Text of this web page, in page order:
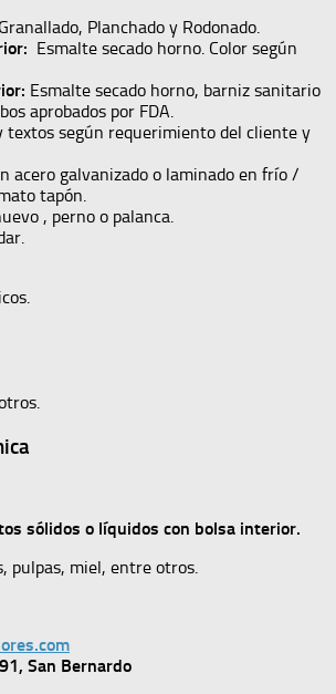
Planchado y Rodonado.
Esmalte secado horno. Color según
Esmalte secado horno, barniz sanitario
aprobados por FDA.
textos según requerimiento del cliente y
acero galvanizado o laminado en frío /
tapón.
, perno o palanca.
sólidos o líquidos con bolsa interior.
pulpas, miel, entre otros.
San Bernardo